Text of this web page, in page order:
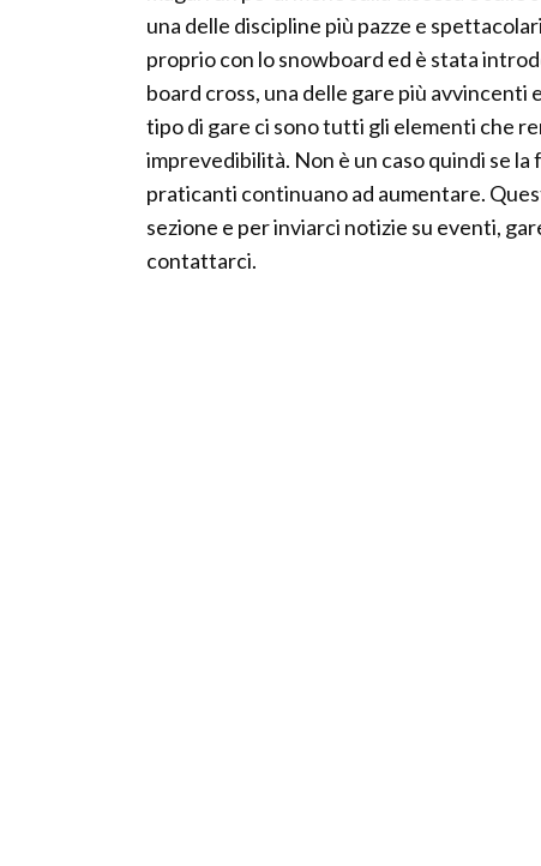
una delle discipline più pazze e
proprio con lo snowboard ed è stata
board cross, una delle gare più
tipo di gare ci sono tutti gli elementi che
imprevedibilità. Non è un caso quindi se
praticanti continuano ad aumentare.
sezione e per inviarci notizie su eventi,
contattarci.